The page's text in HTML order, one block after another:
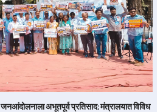
जनआंदोलनाला अभूतपूर्व प्रतिसाद; मंत्रालयात विविध